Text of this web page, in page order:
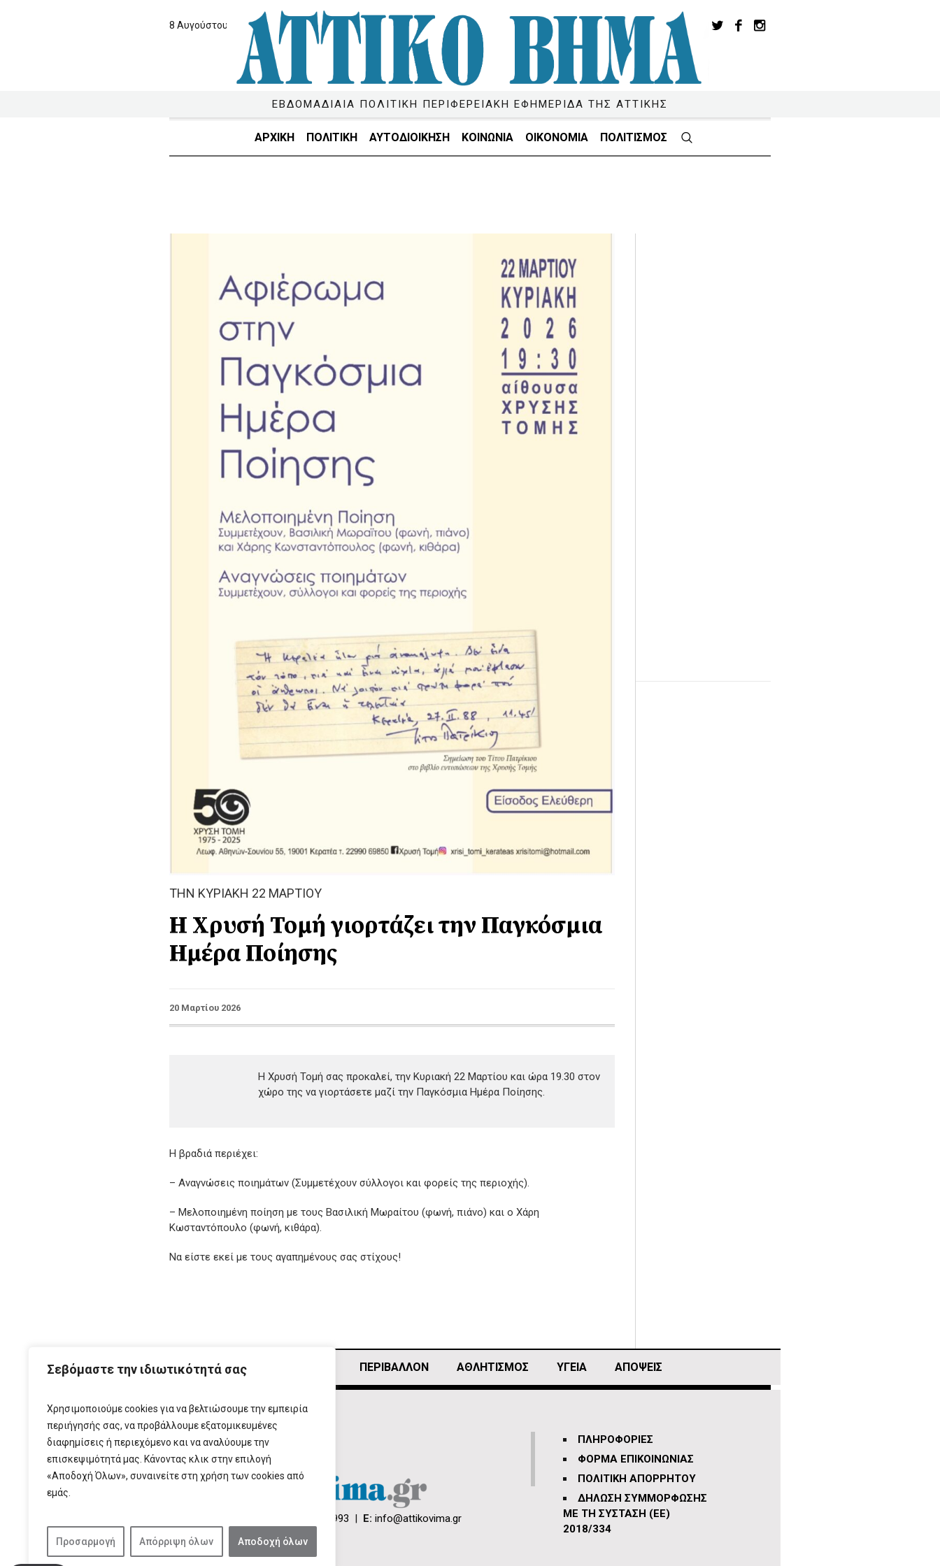
Σεβόμαστε την ιδιωτικότητά σας
Χρησιμοποιούμε cookies για να βελτιώσουμε την εμπειρία
περιήγησής σας, να προβάλλουμε εξατομικευμένες
διαφημίσεις ή περιεχόμενο και να αναλύουμε την
επισκεψιμότητά μας. Κάνοντας κλικ στην επιλογή
«Αποδοχή Όλων», συναινείτε στη χρήση των cookies από
εμάς.
Προσαρμογή Απόρριψη όλων Αποδοχή όλων
8 Αυγούστου 2026
ΕΒΔΟΜΑΔΙΑΙΑ ΠΟΛΙΤΙΚΗ ΠΕΡΙΦΕΡΕΙΑΚΗ ΕΦΗΜΕΡΙΔΑ ΤΗΣ ΑΤΤΙΚΗΣ
ΑΡΧΙΚΗ ΠΟΛΙΤΙΚΗ ΑΥΤΟΔΙΟΙΚΗΣΗ ΚΟΙΝΩΝΙΑ ΟΙΚΟΝΟΜΙΑ ΠΟΛΙΤΙΣΜΟΣ
ΤΗΝ ΚΥΡΙΑΚΗ 22 ΜΑΡΤΙΟΥ
Η Χρυσή Τομή γιορτάζει την Παγκόσμια
Ημέρα Ποίησης
20 Μαρτίου 2026
Η Χρυσή Τομή σας προκαλεί, την Κυριακή 22 Μαρτίου και ώρα 19.30 στον
χώρο της να γιορτάσετε μαζί την Παγκόσμια Ημέρα Ποίησης.
Η βραδιά περιέχει:
– Αναγνώσεις ποιημάτων (Συμμετέχουν σύλλογοι και φορείς της περιοχής).
– Μελοποιημένη ποίηση με τους Βασιλική Μωραίτου (φωνή, πιάνο) και ο Χάρη
Κωσταντόπουλο (φωνή, κιθάρα).
Να είστε εκεί με τους αγαπημένους σας στίχους!
ΠΕΡΙΒΑΛΛΟΝ ΑΘΛΗΤΙΣΜΌΣ ΥΓΕΙΑ ΑΠΟΨΕΙΣ
210 666 3993 | E: info@attikovima.gr
ΠΛΗΡΟΦΟΡΙΕΣ
ΦΟΡΜΑ ΕΠΙΚΟΙΝΩΝΙΑΣ
ΠΟΛΙΤΙΚΗ ΑΠΟΡΡΗΤΟΥ
ΔΗΛΩΣΗ ΣΥΜΜΟΡΦΩΣΗΣ
ΜΕ ΤΗ ΣΥΣΤΑΣΗ (ΕΕ)
2018/334